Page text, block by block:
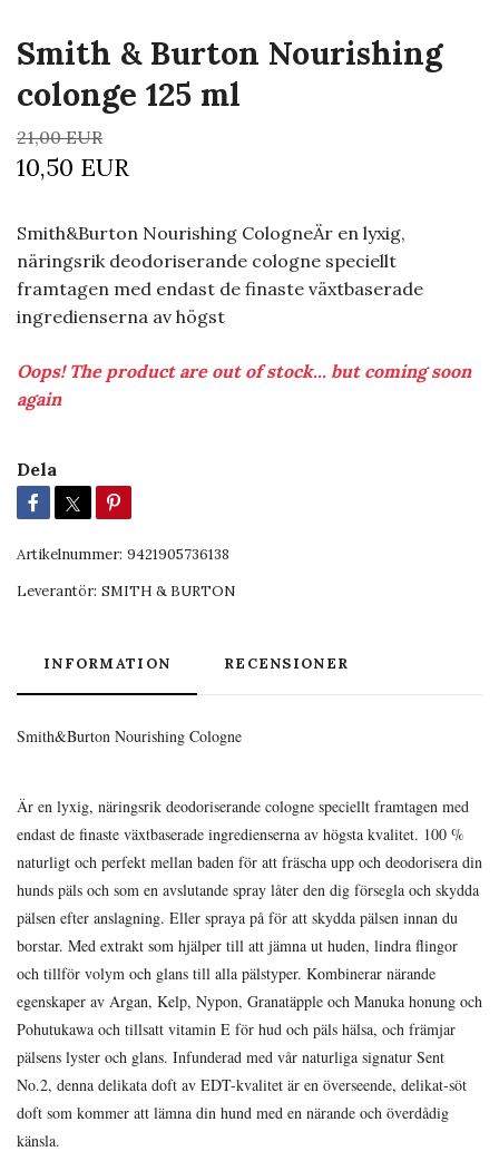
Smith & Burton Nourishing
colonge 125 ml
21,00 EUR
10,50 EUR
Smith&Burton Nourishing CologneÄr en lyxig,
näringsrik deodoriserande cologne speciellt
framtagen med endast de finaste växtbaserade
ingredienserna av högst
Oops! The product are out of stock... but coming soon
again
Dela
Artikelnummer: 9421905736138
Leverantör: SMITH & BURTON
INFORMATION RECENSIONER
Smith&Burton Nourishing Cologne
Är en lyxig, näringsrik deodoriserande cologne speciellt framtagen med
endast de finaste växtbaserade ingredienserna av högsta kvalitet. 100 %
naturligt och perfekt mellan baden för att fräscha upp och deodorisera din
hunds päls och som en avslutande spray låter den dig försegla och skydda
pälsen efter anslagning. Eller spraya på för att skydda pälsen innan du
borstar. Med extrakt som hjälper till att jämna ut huden, lindra flingor
och tillför volym och glans till alla pälstyper. Kombinerar närande
egenskaper av Argan, Kelp, Nypon, Granatäpple och Manuka honung och
Pohutukawa och tillsatt vitamin E för hud och päls hälsa, och främjar
pälsens lyster och glans. Infunderad med vår naturliga signatur Sent
No.2, denna delikata doft av EDT-kvalitet är en överseende, delikat-söt
doft som kommer att lämna din hund med en närande och överdådig
känsla.